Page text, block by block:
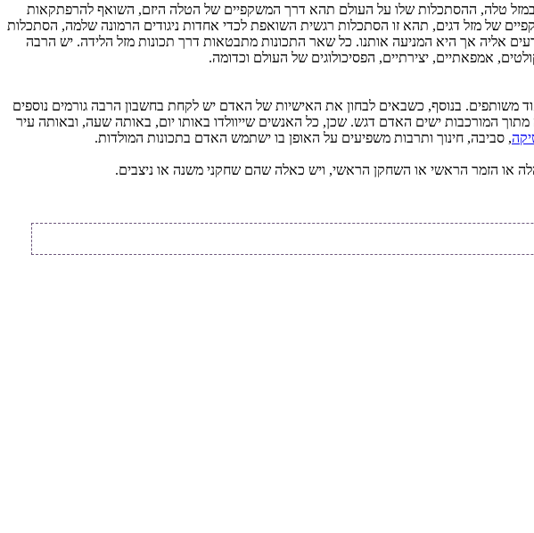
טלה, ההסתכלות שלו על העולם תהא דרך המשקפיים של הטלה היזם, השואף להרפתקאות
של מזל דגים, תהא זו הסתכלות רגשית השואפת לכדי אחדות ניגודים הרמונה שלמה, הסתכלות
אליה אך היא המניעה אותנו. כל שאר התכונות מתבטאות דרך תכונות מזל הלידה. יש הרבה
אמפאתיים, יצירתיים, הפסיכולוגים של העולם וכדומה.
משותפים. בנוסף, כשבאים לבחון את האישיות של האדם יש לקחת בחשבון הרבה גורמים נוספים
המורכבות ישים האדם דגש. שכן, כל האנשים שייוולדו באותו יום, באותה שעה, ובאותה עיר
, סביבה, חינוך ותרבות משפיעים על האופן בו ישתמש האדם בתכונות המולדות.
או הזמר הראשי או השחקן הראשי, ויש כאלה שהם שחקני משנה או ניצבים.